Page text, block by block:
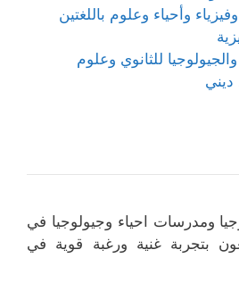
وأحياء وعلوم باللغتين
للثانوي وعلوم
ومدرسات احياء وجيولوجيا في
بتجربة غنية ورغبة قوية في